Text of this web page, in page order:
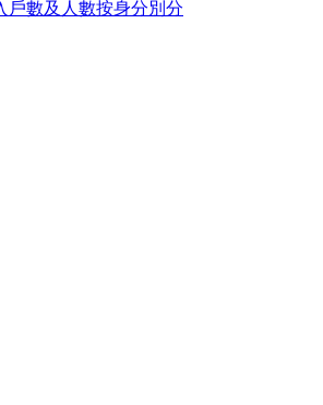
戶數及人數按身分別分